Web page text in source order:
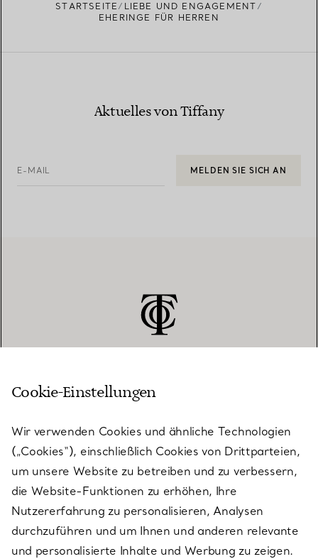
STARTSEITE
LIEBE UND ENGAGEMENT
EHERINGE FÜR HERREN
Aktuelles von Tiffany
E-MAIL MELDEN SIE SICH AN
KUNDENSERVICE
SERVICES
ÜBER TIFFANY & CO.
Cookie-Einstellungen
Wir verwenden Cookies und ähnliche Technologien
(„Cookies“), einschließlich Cookies von Drittparteien,
um unsere Website zu betreiben und zu verbessern,
die Website-Funktionen zu erhöhen, Ihre
Nutzererfahrung zu personalisieren, Analysen
durchzuführen und um Ihnen und anderen relevante
und personalisierte Inhalte und Werbung zu zeigen.